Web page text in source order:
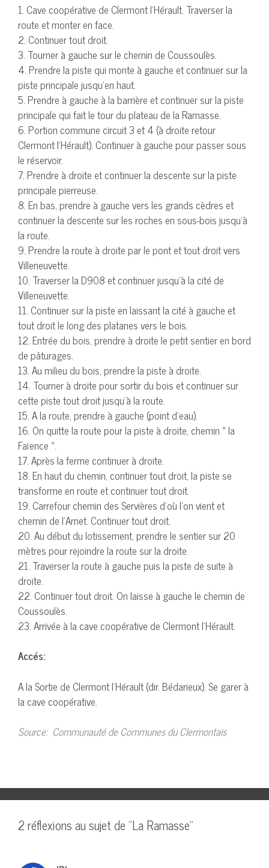
1. Cave coopérative de Clermont l’Hérault. Traverser la
route et monter en face.
2. Continuer tout droit.
3. Tourner à gauche sur le chemin de Coussoulès.
4. Prendre la piste qui monte à gauche et continuer sur la
piste principale jusqu’en haut.
5. Prendre à gauche à la barrière et continuer sur la piste
principale qui fait le tour du plateau de la Ramasse.
6. Portion commune circuit 3 et 4 (à droite retour
Clermont l’Hérault). Continuer à gauche pour passer sous
le réservoir.
7. Prendre à droite et continuer la descente sur la piste
principale pierreuse.
8. En bas, prendre à gauche vers les grands cèdres et
continuer la descente sur les roches en sous-bois jusqu’à
la route.
9. Prendre la route à droite par le pont et tout droit vers
Villeneuvette.
10. Traverser la D908 et continuer jusqu’à la cité de
Villeneuvette.
11. Continuer sur la piste en laissant la cité à gauche et
tout droit le long des platanes vers le bois.
12. Entrée du bois, prendre à droite le petit sentier en bord
de pâturages.
13. Au milieu du bois, prendre la piste à droite.
14. Tourner à droite pour sortir du bois et continuer sur
cette piste tout droit jusqu’à la route.
15. A la route, prendre à gauche (point d’eau).
16. On quitte la route pour la piste à droite, chemin « la
Faïence ».
17. Après la ferme continuer à droite.
18. En haut du chemin, continuer tout droit, la piste se
transforme en route et continuer tout droit.
19. Carrefour chemin des Servières d’où l’on vient et
chemin de l’Arnet. Continuer tout droit.
20. Au début du lotissement, prendre le sentier sur 20
mètres pour rejoindre la route sur la droite.
21. Traverser la route à gauche puis la piste de suite à
droite.
22. Continuer tout droit. On laisse à gauche le chemin de
Coussoulès.
23. Arrivée à la cave coopérative de Clermont l’Hérault.
Accés:
A la Sortie de Clermont l’Hérault (dir. Bédarieux). Se garer à
la cave coopérative.
Source: Communauté de Communes du Clermontais
2 réflexions au sujet de “La Ramasse”